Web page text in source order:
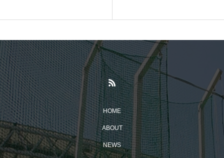
HOME
ABOUT
NEWS